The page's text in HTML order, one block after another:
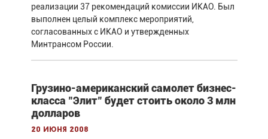
реализации 37 рекомендаций комиссии ИКАО. Был
выполнен целый комплекс мероприятий,
согласованных с ИКАО и утвержденных
Минтрансом России.
Грузино-американский самолет бизнес-
класса "Элит" будет стоить около 3 млн
долларов
20 июня 2008